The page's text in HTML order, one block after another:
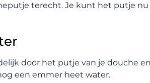
terecht. Je kunt het putje nu
door het putje van je douche
een emmer heet water.